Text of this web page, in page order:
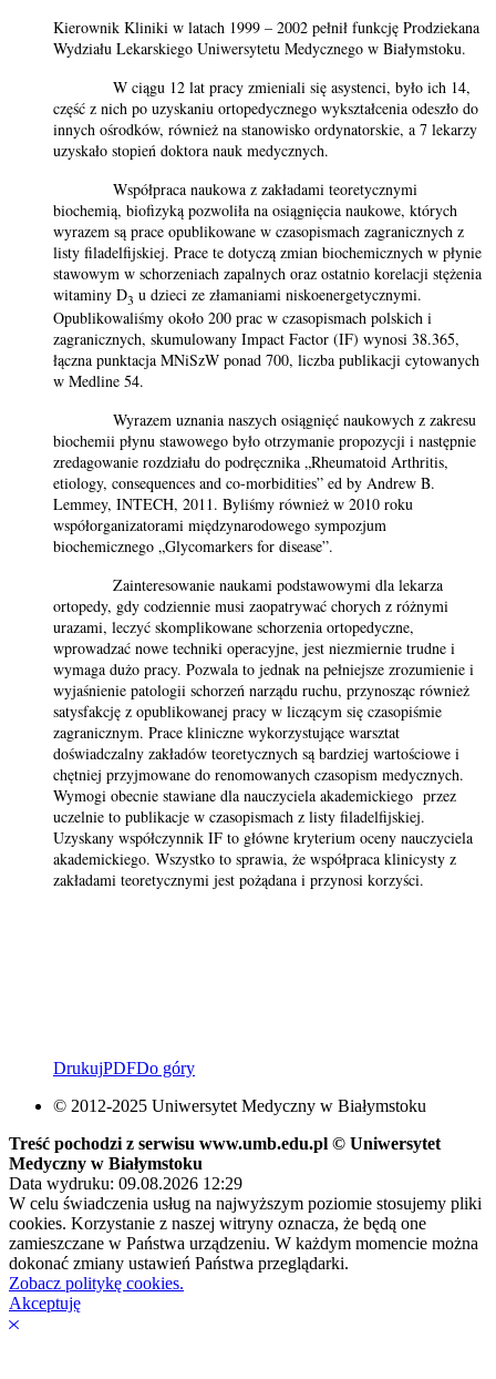
Kierownik Kliniki w latach 1999 – 2002 pełnił funkcję Prodziekana
Wydziału Lekarskiego Uniwersytetu Medycznego w Białymstoku.
W ciągu 12 lat pracy zmieniali się asystenci, było ich 14,
część z nich po uzyskaniu ortopedycznego wykształcenia odeszło do
innych ośrodków, również na stanowisko ordynatorskie, a 7 lekarzy
uzyskało stopień doktora nauk medycznych.
Współpraca naukowa z zakładami teoretycznymi
biochemią, biofizyką pozwoliła na osiągnięcia naukowe, których
wyrazem są prace opublikowane w czasopismach zagranicznych z
listy filadelfijskiej. Prace te dotyczą zmian biochemicznych w płynie
stawowym w schorzeniach zapalnych oraz ostatnio korelacji stężenia
witaminy D3 u dzieci ze złamaniami niskoenergetycznymi.
Opublikowaliśmy około 200 prac w czasopismach polskich i
zagranicznych, skumulowany Impact Factor (IF) wynosi 38.365,
łączna punktacja MNiSzW ponad 700, liczba publikacji cytowanych
w Medline 54.
Wyrazem uznania naszych osiągnięć naukowych z zakresu
biochemii płynu stawowego było otrzymanie propozycji i następnie
zredagowanie rozdziału do podręcznika „Rheumatoid Arthritis,
etiology, consequences and co-morbidities” ed by Andrew B.
Lemmey, INTECH, 2011. Byliśmy również w 2010 roku
współorganizatorami międzynarodowego sympozjum
biochemicznego „Glycomarkers for disease”.
Zainteresowanie naukami podstawowymi dla lekarza
ortopedy, gdy codziennie musi zaopatrywać chorych z różnymi
urazami, leczyć skomplikowane schorzenia ortopedyczne,
wprowadzać nowe techniki operacyjne, jest niezmiernie trudne i
wymaga dużo pracy. Pozwala to jednak na pełniejsze zrozumienie i
wyjaśnienie patologii schorzeń narządu ruchu, przynosząc również
satysfakcję z opublikowanej pracy w liczącym się czasopiśmie
zagranicznym. Prace kliniczne wykorzystujące warsztat
doświadczalny zakładów teoretycznych są bardziej wartościowe i
chętniej przyjmowane do renomowanych czasopism medycznych.
Wymogi obecnie stawiane dla nauczyciela akademickiego przez
uczelnie to publikacje w czasopismach z listy filadelfijskiej.
Uzyskany współczynnik IF to główne kryterium oceny nauczyciela
akademickiego. Wszystko to sprawia, że współpraca klinicysty z
zakładami teoretycznymi jest pożądana i przynosi korzyści.
DrukujPDFDo góry
© 2012-2025 Uniwersytet Medyczny w Białymstoku
Treść pochodzi z serwisu www.umb.edu.pl © Uniwersytet
Medyczny w Białymstoku
Data wydruku: 09.08.2026 12:29
W celu świadczenia usług na najwyższym poziomie stosujemy pliki
cookies. Korzystanie z naszej witryny oznacza, że będą one
zamieszczane w Państwa urządzeniu. W każdym momencie można
dokonać zmiany ustawień Państwa przeglądarki.
Zobacz politykę cookies.
Akceptuję